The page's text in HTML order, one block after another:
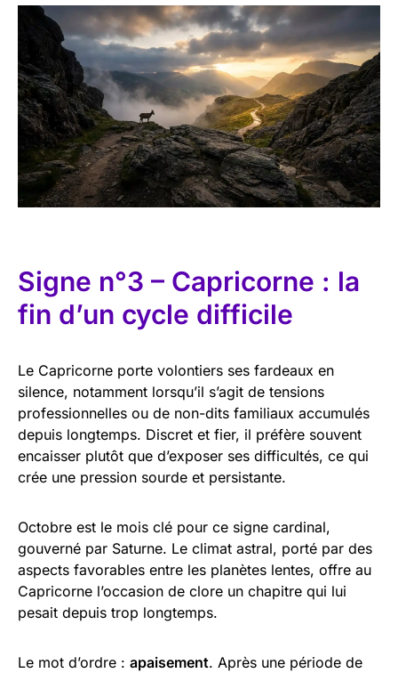
Signe n°3 – Capricorne : la
fin d’un cycle difficile
Le Capricorne porte volontiers ses fardeaux en
silence, notamment lorsqu’il s’agit de tensions
professionnelles ou de non-dits familiaux accumulés
depuis longtemps. Discret et fier, il préfère souvent
encaisser plutôt que d’exposer ses difficultés, ce qui
crée une pression sourde et persistante.
Octobre est le mois clé pour ce signe cardinal,
gouverné par Saturne. Le climat astral, porté par des
aspects favorables entre les planètes lentes, offre au
Capricorne l’occasion de clore un chapitre qui lui
pesait depuis trop longtemps.
Le mot d’ordre : apaisement. Après une période de